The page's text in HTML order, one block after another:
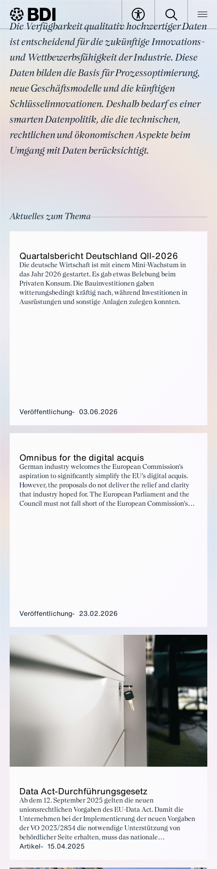
BDI Themen
Thema
Datenökonomie
Die Verfügbarkeit qualitativ hochwertiger Daten
ist entscheidend für die zukünftige Innovations-
und Wettbewerbsfähigkeit der Industrie. Diese
Daten bilden die Basis für Prozessoptimierung,
neue Geschäftsmodelle und die künftigen
Schlüsselinnovationen. Deshalb bedarf es einer
smarten Datenpolitik, die die technischen,
rechtlichen und ökonomischen Aspekte beim
Umgang mit Daten berücksichtigt.
Aktuelles zum Thema
Quar­tals­be­richt Deutsch­land QII-2026
Die deutsche Wirtschaft ist mit einem Mini-Wachstum in
das Jahr 2026 gestartet. Es gab etwas Belebung beim
Privaten Konsum. Die Bauinvestitionen gaben
witterungsbedingt kräftig nach, während Investitionen in
Ausrüstungen und sonstige Anlagen zulegen konnten.
Veröffentlichung 03.06.2026
Om­ni­bus for the di­gi­tal ac­quis
German industry welcomes the European Commission’s
aspiration to significantly simplify the EU’s digital acquis.
However, the proposals do not deliver the relief and clarity
that industry hoped for. The European Parliament and the
Council must not fall short of the European Commission’s
Veröffentlichung 23.02.2026
Da­ta Act-Durch­füh­rungs­ge­setz
Ab dem 12. September 2025 gelten die neuen
unionsrechtlichen Vorgaben des EU-Data Act. Damit die
Unternehmen bei der Implementierung der neuen Vorgaben
der VO 2023/2854 die notwendige Unterstützung von
behördlicher Seite erhalten, muss das nationale
Durchführungsgesetz schnellstmöglich verabschiedet
Artikel 15.04.2025